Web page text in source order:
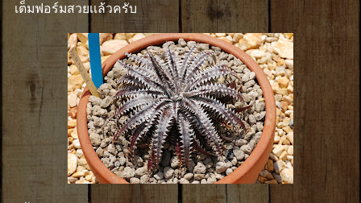
เต็มฟอร์มสวยเเล้วครับ